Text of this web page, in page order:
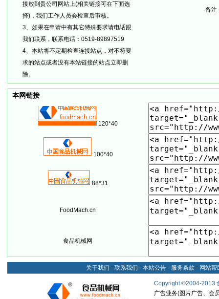
接放到贵公司网站上(相关链接可在下面选
择)，我们工作人员会检查后审核。
3、 如果在申请中有其它特殊要求请电话跟
我们联系，联系电话：0519-89897519
4、 本站将不定期检查连接站点，对不符要
求的站点或者没有本站链接的站点立即删
除。
备注
本网链接
120*40
100*40
88*31
FoodMach.cn
食品机械网
关于我们 - 联系我们 - 本站公告 - 服务条款 - 网站帮
Copyright©2004-2013
广告业务(图片广告、会